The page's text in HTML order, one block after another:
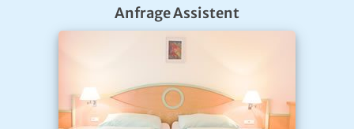
Anfrage Assistent